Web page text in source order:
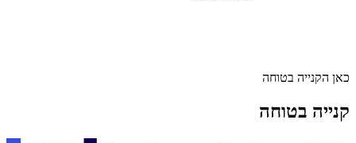
כאן הקנייה בטוחה
קנייה בטוחה